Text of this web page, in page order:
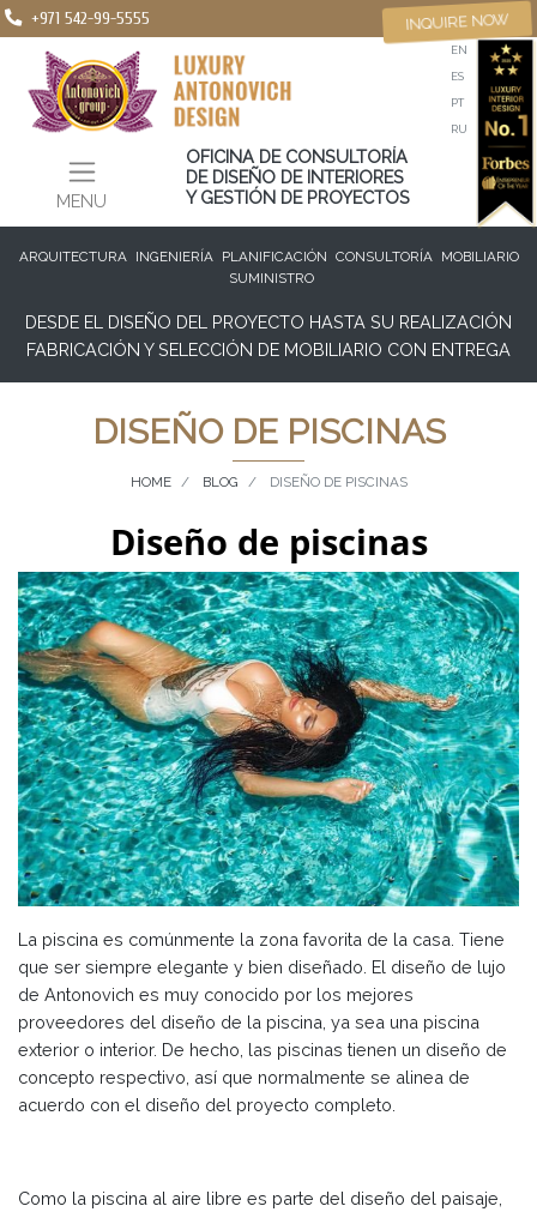
+971 542-99-5555
MENU
EN
ES
PT
RU
OFICINA DE CONSULTORÍA
DE DISEÑO DE INTERIORES
Y GESTIÓN DE PROYECTOS
INQUIRE NOW
ARQUITECTURA INGENIERÍA PLANIFICACIÓN CONSULTORÍA
MOBILIARIO
SUMINISTRO
DESDE EL DISEÑO DEL PROYECTO HASTA SU REALIZACIÓN
FABRICACIÓN Y SELECCIÓN DE MOBILIARIO CON ENTREGA
DISEÑO DE PISCINAS
HOME BLOG DISEÑO DE PISCINAS
Diseño de piscinas
La piscina es comúnmente la zona favorita de la casa. Tiene
que ser siempre elegante y bien diseñado. El diseño de lujo
de Antonovich es muy conocido por los mejores
proveedores del diseño de la piscina, ya sea una piscina
exterior o interior. De hecho, las piscinas tienen un diseño de
concepto respectivo, así que normalmente se alinea de
acuerdo con el diseño del proyecto completo.
Como la piscina al aire libre es parte del diseño del paisaje,